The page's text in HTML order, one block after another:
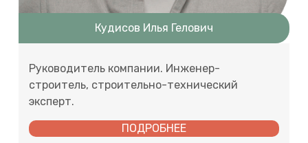
Кудисов Илья Гелович
Руководитель компании. Инженер-
строитель, строительно-технический
эксперт.
ПОДРОБНЕЕ